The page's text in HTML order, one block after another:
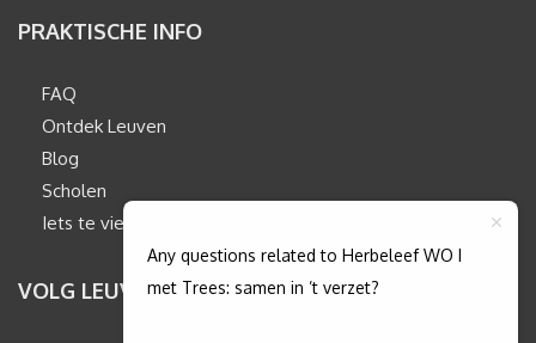
PRAKTISCHE INFO
FAQ
Ontdek Leuven
Blog
Scholen
Iets te vieren?
VOLG LEUVENINSIDEOUT
Any questions related to Herbeleef WO I
met Trees: samen in ’t verzet?